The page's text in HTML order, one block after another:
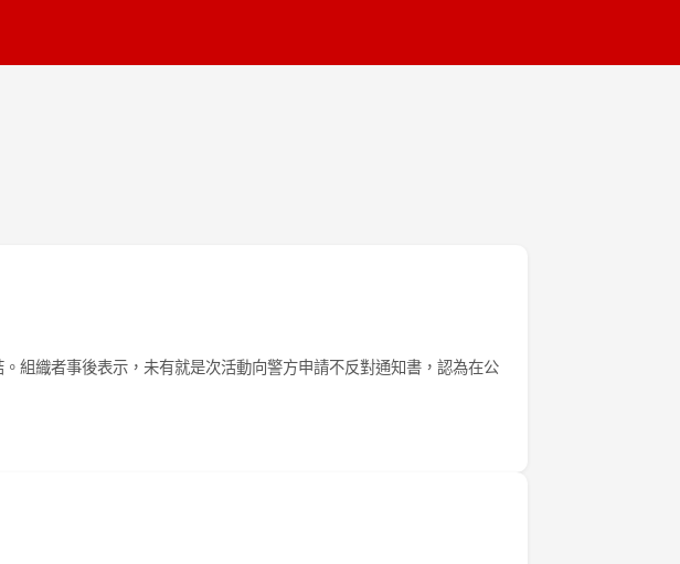
組織者事後表示，未有就是次活動向警方申請不反對通知書，認為在公